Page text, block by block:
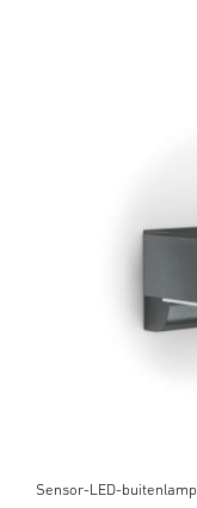
Sensor-LED-buitenlamp